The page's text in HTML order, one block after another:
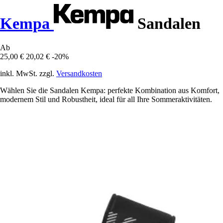
Kempa Sandalen
Ab
25,00 € 20,02 € -20%
inkl. MwSt. zzgl. Versandkosten
Wählen Sie die Sandalen Kempa: perfekte Kombination aus Komfort,
modernem Stil und Robustheit, ideal für all Ihre Sommeraktivitäten.